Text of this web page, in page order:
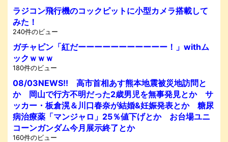
ラジコン飛行機のコックピットに小型カメラ搭載して
みた！
240件のビュー
ガチャピン「紅だーーーーーーーーーーー！」withム
ックｗｗｗ
180件のビュー
08/03NEWS!! 高市首相あす熊本地震被災地訪問と
か 岡山で行方不明だった2歳男児を無事発見とか サ
ッカー・板倉滉＆川口春奈が結婚&妊娠発表とか 糖尿
病治療薬「マンジャロ」25％値下げとか お台場ユニ
コーンガンダム今月展示終了とか
160件のビュー